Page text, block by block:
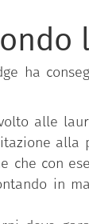
ha
alle
che con
in